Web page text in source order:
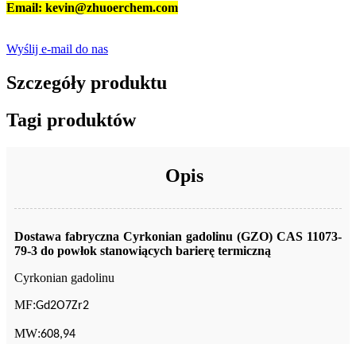
Email: kevin@zhuoerchem.com
Wyślij e-mail do nas
Szczegóły produktu
Tagi produktów
Opis
Dostawa fabryczna Cyrkonian gadolinu (GZO) CAS 11073-
79-3 do powłok stanowiących barierę termiczną
Cyrkonian gadolinu
MF:Gd2O7Zr2
MW:608,94